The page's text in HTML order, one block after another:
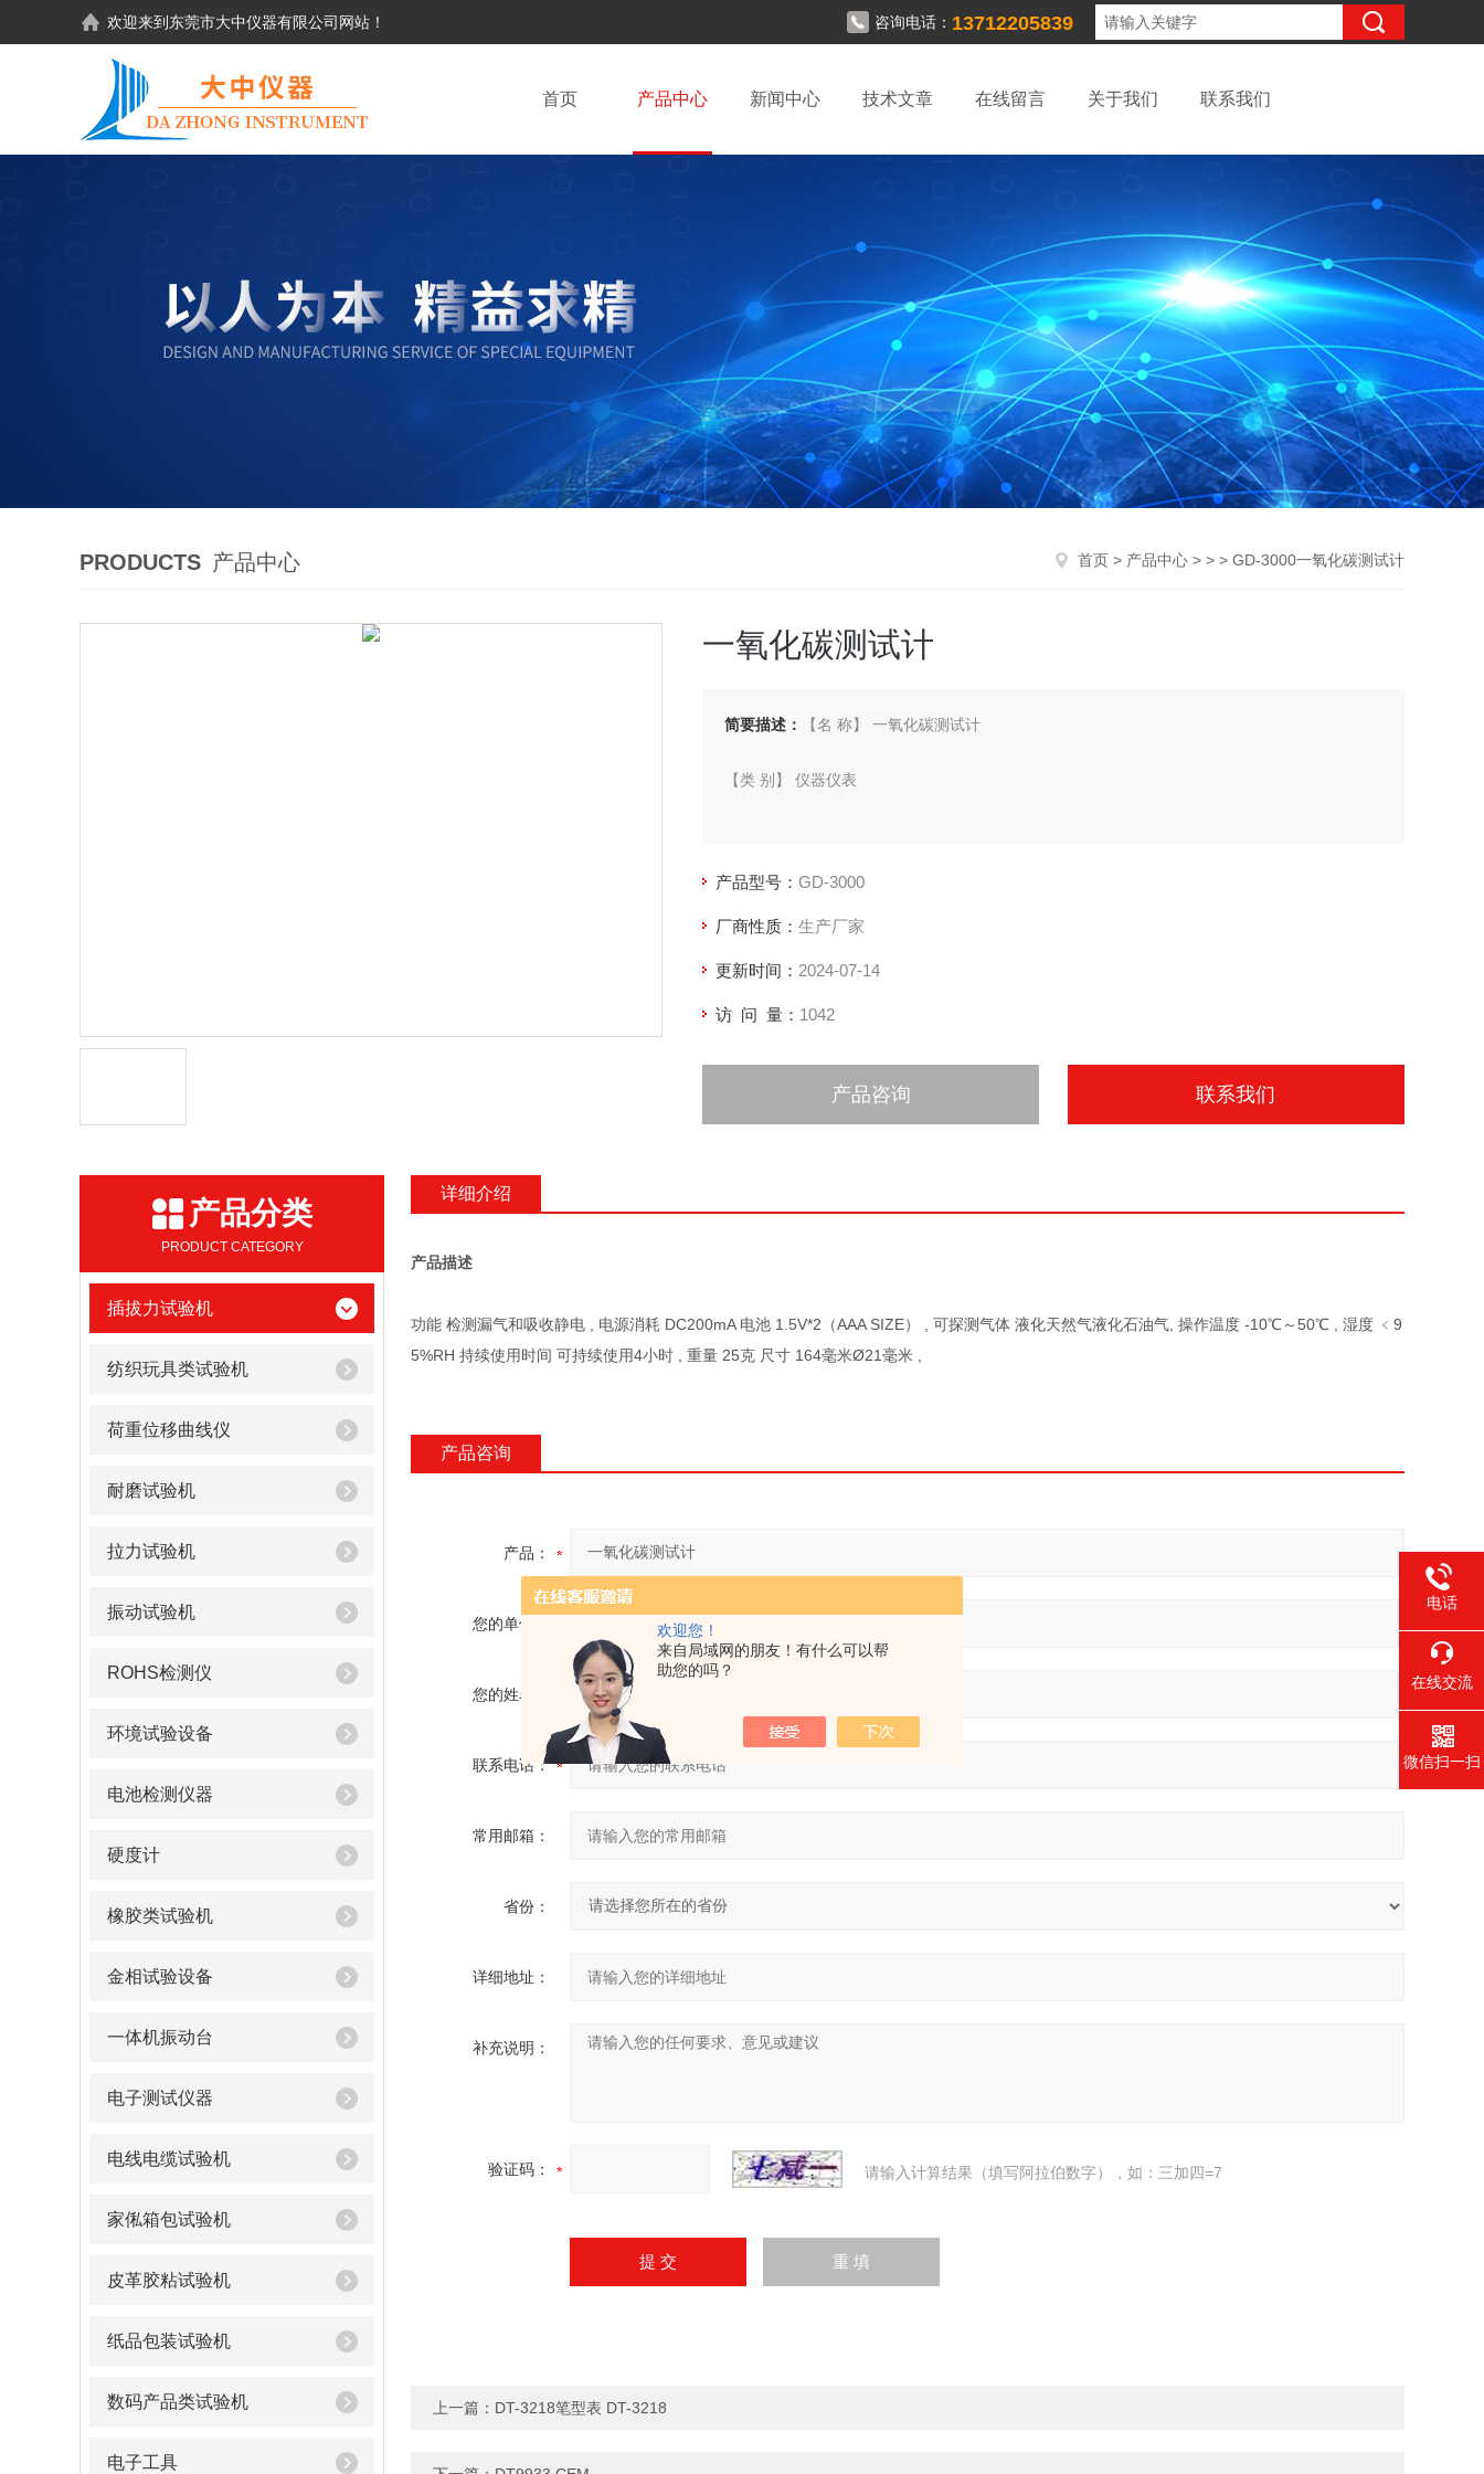
欢迎您！
来自局域网的朋友！有什么可以帮
助您的吗？
欢迎来到东莞市大中仪器有限公司网站！ 咨询电话： 13712205839
首页 产品中心 新闻中心 技术文章 在线留言 关于我们 联系我们
PRODUCTS 产品中心 首页 > 产品中心 > > > GD-3000一氧化碳测试计
一氧化碳测试计
简要描述： 【名 称】 一氧化碳测试计
【类 别】 仪器仪表
【厂 商】 香港CEM
产品型号： GD-3000
厂商性质： 生产厂家
更新时间： 2024-07-14
访 问 量： 1042
产品咨询 联系我们
产品分类
PRODUCT CATEGORY
插拔力试验机
纺织玩具类试验机
荷重位移曲线仪
耐磨试验机
拉力试验机
振动试验机
ROHS检测仪
环境试验设备
电池检测仪器
硬度计
橡胶类试验机
金相试验设备
一体机振动台
电子测试仪器
电线电缆试验机
家俬箱包试验机
皮革胶粘试验机
纸品包装试验机
数码产品类试验机
电子工具
详细介绍
产品描述
功能 检测漏气和吸收静电 , 电源消耗 DC200mA 电池 1.5V*2（AAA SIZE） , 可探测气体 液化天然气液化石油气, 操作温度 -10℃～50℃ , 湿度 ﹤9
5%RH 持续使用时间 可持续使用4小时 , 重量 25克 尺寸 164毫米Ø21毫米 ,
产品咨询
产品：
您的单位：
您的姓名：
联系电话：
常用邮箱：
省份：
详细地址：
补充说明：
验证码： 请输入计算结果（填写阿拉伯数字），如：三加四=7
上一篇： DT-3218笔型表 DT-3218
电话
在线交流
微信扫一扫